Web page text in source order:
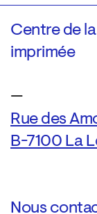
Centre de
imprimée
—
Rue des
B-7100 La
Nous